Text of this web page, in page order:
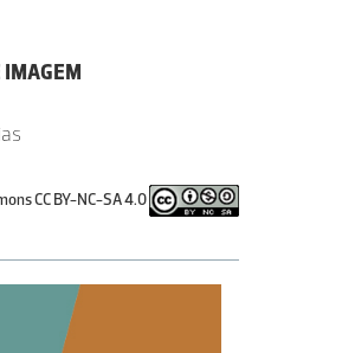
IMAGEM
CC BY-NC-SA 4.0